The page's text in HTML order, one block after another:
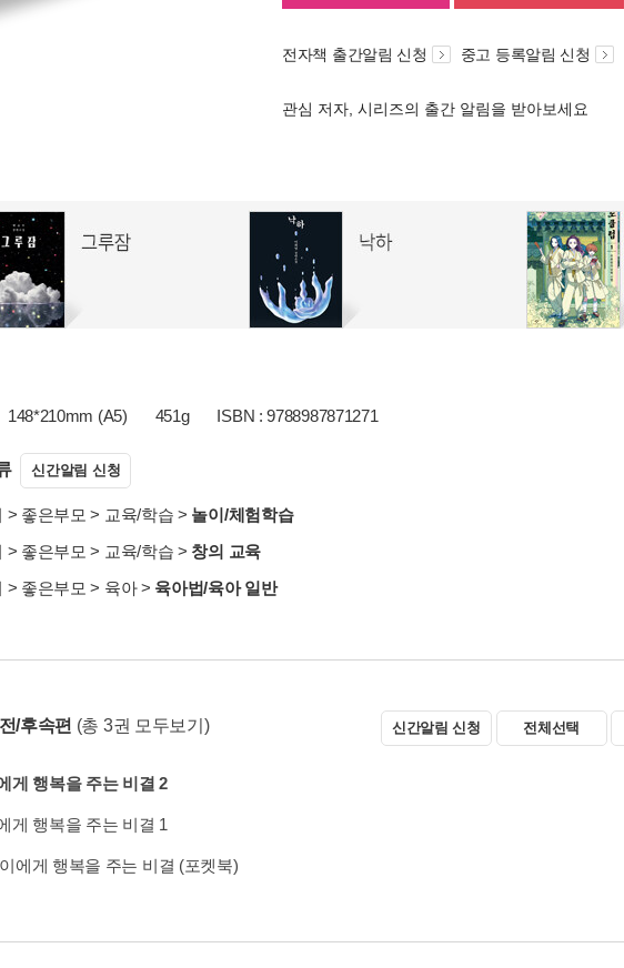
전자책 출간알림 신청 중고 등록알림 신청
관심 저자, 시리즈의 출간 알림을 받아보세요
148*210mm (A5) 451g ISBN : 9788987871271
신간알림 신청
> 좋은부모 > 교육/학습 > 놀이/체험학습
> 좋은부모 > 교육/학습 > 창의 교육
> 좋은부모 > 육아> 육아법/육아 일반
/후속편 (총 3권 모두보기) 신간알림 신청 전체선택
게 행복을 주는 비결 2
게 행복을 주는 비결 1
에게 행복을 주는 비결 (포켓북)